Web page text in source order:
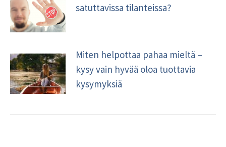
satuttavissa tilanteissa?
Miten helpottaa pahaa mieltä –
kysy vain hyvää oloa tuottavia
kysymyksiä